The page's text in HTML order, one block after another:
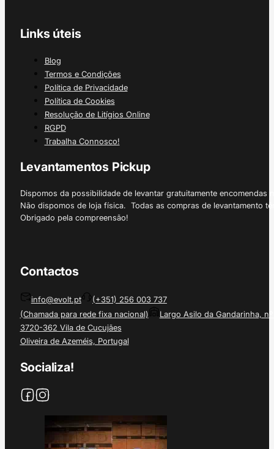
Links úteis
Blog
Termos e Condições
Política de Privacidade
Política de Cookies
Resolução de Litígios Online
RGPD
Trabalha Connosco!
Levantamentos Pickup
Dispomos da possibilidade de levantar gratuitamente
Não dispomos de loja física. Todas as compras de levantamento
Obrigado pela compreensão!
Contactos
info@evolt.pt
(+351) 256 003 737
(Chamada para rede fixa nacional)
Largo Asilo da Gandarinha, nº
3720-362 Vila de Cucujães
Oliveira de Azeméis, Portugal
Socializa!